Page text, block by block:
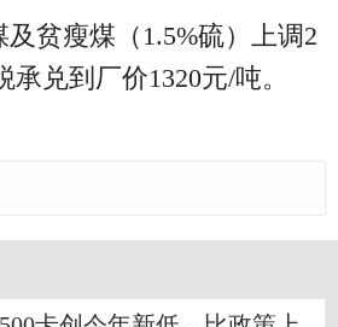
及贫瘦煤（1.5%硫）上调2
兑到厂价1320元/吨。